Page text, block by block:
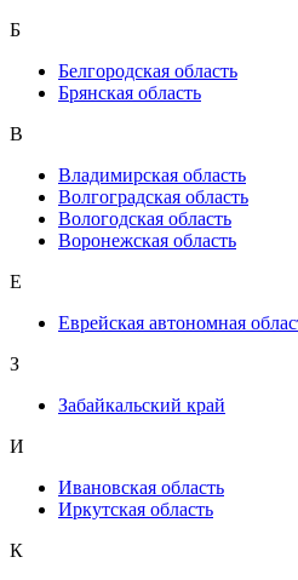
Б
Белгородская область
Брянская область
В
Владимирская область
Волгоградская область
Вологодская область
Воронежская область
Е
Еврейская автономная
З
Забайкальский край
И
Ивановская область
Иркутская область
К